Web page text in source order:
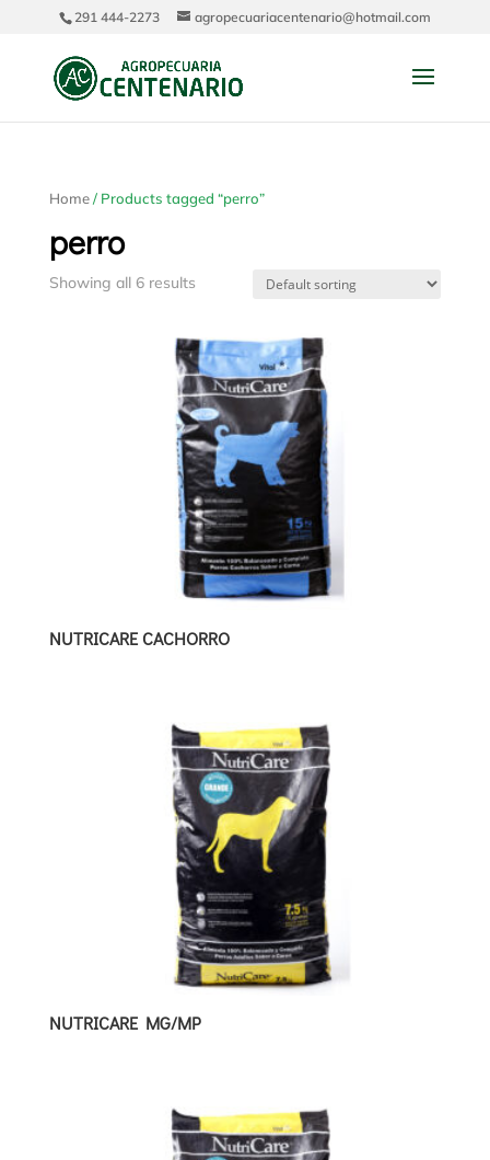
291 444-2273 agropecuariacentenario@hotmail.com
Home/ Products tagged “perro”
perro
Showing all 6 results
NUTRICARE CACHORRO
NUTRICARE MG/MP